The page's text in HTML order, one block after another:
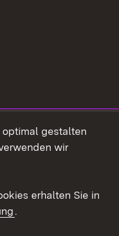
optimal gestalten
wir
erhalten Sie in
.